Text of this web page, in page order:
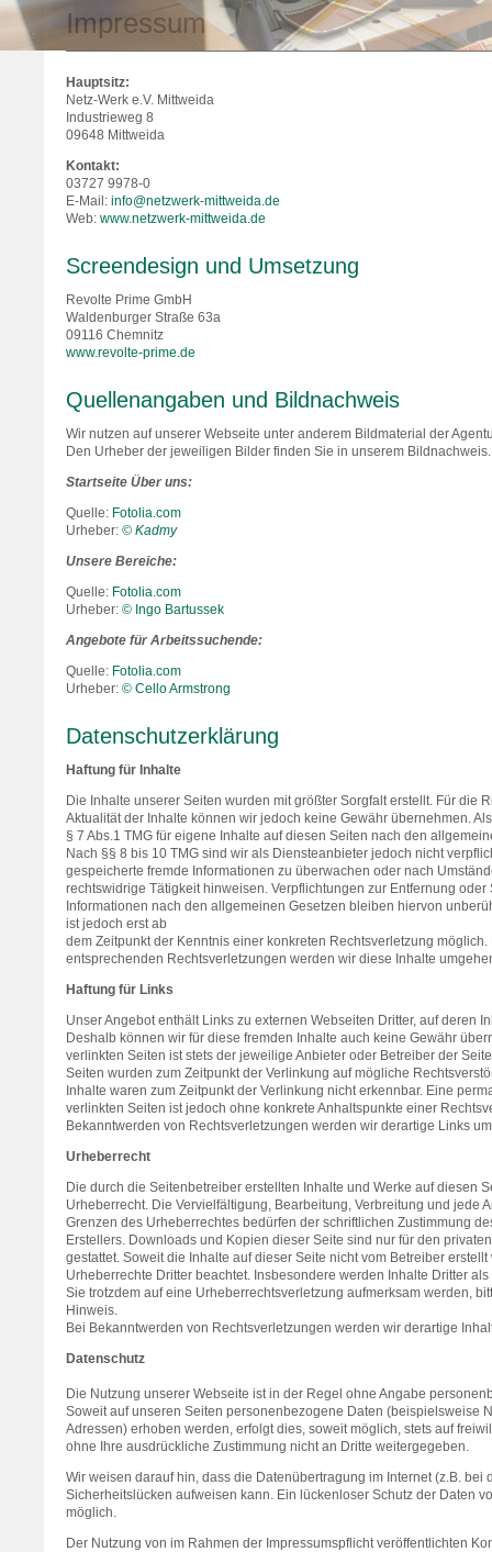
Impressum
Hauptsitz:
Netz-Werk e.V. Mittweida
Industrieweg 8
09648 Mittweida
Kontakt:
03727 9978-0
E-Mail: info@netzwerk-mittweida.de
Web: www.netzwerk-mittweida.de
Screendesign und Umsetzung
Revolte Prime GmbH
Waldenburger Straße 63a
09116 Chemnitz
www.revolte-prime.de
Quellenangaben und Bildnachweis
Wir nutzen auf unserer Webseite unter anderem Bildmaterial der
Den Urheber der jeweiligen Bilder finden Sie in unserem Bildnachweis.
Startseite Über uns:
Quelle: Fotolia.com
Urheber: © Kadmy
Unsere Bereiche:
Quelle: Fotolia.com
Urheber: © Ingo Bartussek
Angebote für Arbeitssuchende:
Quelle: Fotolia.com
Urheber: © Cello Armstrong
Datenschutzerklärung
Haftung für Inhalte
Die Inhalte unserer Seiten wurden mit größter Sorgfalt erstellt. Für die
Aktualität der Inhalte können wir jedoch keine Gewähr übernehmen.
§ 7 Abs.1 TMG für eigene Inhalte auf diesen Seiten nach den
Nach §§ 8 bis 10 TMG sind wir als Diensteanbieter jedoch nicht
gespeicherte fremde Informationen zu überwachen oder nach
rechtswidrige Tätigkeit hinweisen. Verpflichtungen zur Entfernung
Informationen nach den allgemeinen Gesetzen bleiben hiervon
ist jedoch erst ab
dem Zeitpunkt der Kenntnis einer konkreten Rechtsverletzung
entsprechenden Rechtsverletzungen werden wir diese Inhalte
Haftung für Links
Unser Angebot enthält Links zu externen Webseiten Dritter, auf deren
Deshalb können wir für diese fremden Inhalte auch keine Gewähr
verlinkten Seiten ist stets der jeweilige Anbieter oder Betreiber der
Seiten wurden zum Zeitpunkt der Verlinkung auf mögliche
Inhalte waren zum Zeitpunkt der Verlinkung nicht erkennbar. Eine
verlinkten Seiten ist jedoch ohne konkrete Anhaltspunkte einer
Bekanntwerden von Rechtsverletzungen werden wir derartige Links
Urheberrecht
Die durch die Seitenbetreiber erstellten Inhalte und Werke auf diesen
Urheberrecht. Die Vervielfältigung, Bearbeitung, Verbreitung und jede
Grenzen des Urheberrechtes bedürfen der schriftlichen Zustimmung
Erstellers. Downloads und Kopien dieser Seite sind nur für den
gestattet. Soweit die Inhalte auf dieser Seite nicht vom Betreiber
Urheberrechte Dritter beachtet. Insbesondere werden Inhalte Dritter
Sie trotzdem auf eine Urheberrechtsverletzung aufmerksam werden,
Hinweis.
Bei Bekanntwerden von Rechtsverletzungen werden wir derartige
Datenschutz
Die Nutzung unserer Webseite ist in der Regel ohne Angabe
Soweit auf unseren Seiten personenbezogene Daten (beispielsweise
Adressen) erhoben werden, erfolgt dies, soweit möglich, stets auf
ohne Ihre ausdrückliche Zustimmung nicht an Dritte weitergegeben.
Wir weisen darauf hin, dass die Datenübertragung im Internet (z.B. bei
Sicherheitslücken aufweisen kann. Ein lückenloser Schutz der Daten
möglich.
Der Nutzung von im Rahmen der Impressumspflicht veröffentlichten